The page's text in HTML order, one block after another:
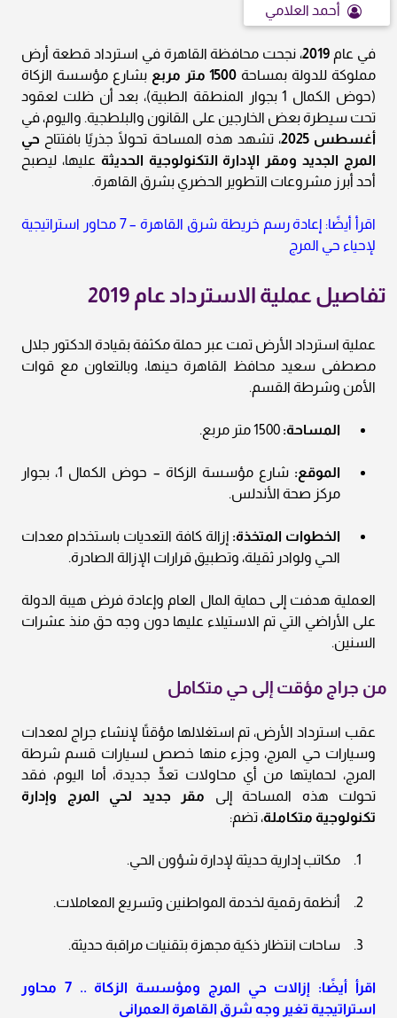
أحمد العلامي
في عام 2019، نجحت محافظة القاهرة في استرداد قطعة أرض
مملوكة للدولة بمساحة 1500 متر مربع
بشارع مؤسسة الزكاة
(حوض الكمال 1 بجوار المنطقة الطبية)، بعد أن ظلت لعقود
تحت سيطرة بعض الخارجين على القانون والبلطجية. واليوم، في
أغسطس 2025
، تشهد هذه المساحة تحولًا جذريًا بافتتاح حي
المرج الجديد ومقر الإدارة التكنولوجية الحديثة عليها، ليصبح
أحد أبرز مشروعات التطوير الحضري بشرق القاهرة.
اقرأ أيضًا: إعادة رسم خريطة شرق القاهرة – 7 محاور استراتيجية
لإحياء حي المرج
تفاصيل عملية الاسترداد عام 2019
عملية استرداد الأرض تمت عبر حملة مكثفة بقيادة الدكتور جلال
مصطفى سعيد محافظ القاهرة حينها، وبالتعاون مع قوات
الأمن وشرطة القسم.
المساحة:
الموقع:
شارع مؤسسة الزكاة – حوض الكمال 1، بجوار
مركز صحة الأندلس.
الخطوات المتخذة: إزالة كافة التعديات باستخدام معدات
الحي ولوادر ثقيلة، وتطبيق قرارات الإزالة الصادرة.
العملية هدفت إلى حماية المال العام وإعادة فرض هيبة الدولة
على الأراضي التي تم الاستيلاء عليها دون وجه حق منذ عشرات
السنين.
من جراج مؤقت إلى حي متكامل
عقب استرداد الأرض، تم استغلالها مؤقتًا لإنشاء جراج لمعدات
وسيارات حي المرج، وجزء منها خصص لسيارات قسم شرطة
المرج، لحمايتها من أي محاولات تعدٍّ جديدة، أما اليوم، فقد
تحولت هذه المساحة إلى مقر جديد لحي المرج وإدارة
تكنولوجية متكاملة، تضم:
مكاتب إدارية حديثة لإدارة شؤون الحي.
أنظمة رقمية لخدمة المواطنين وتسريع المعاملات.
ساحات انتظار ذكية مجهزة بتقنيات مراقبة حديثة.
اقرأ أيضًا: إزالات حي المرج ومؤسسة الزكاة .. 7 محاور
استراتيجية تغير وجه شرق القاهرة العمراني